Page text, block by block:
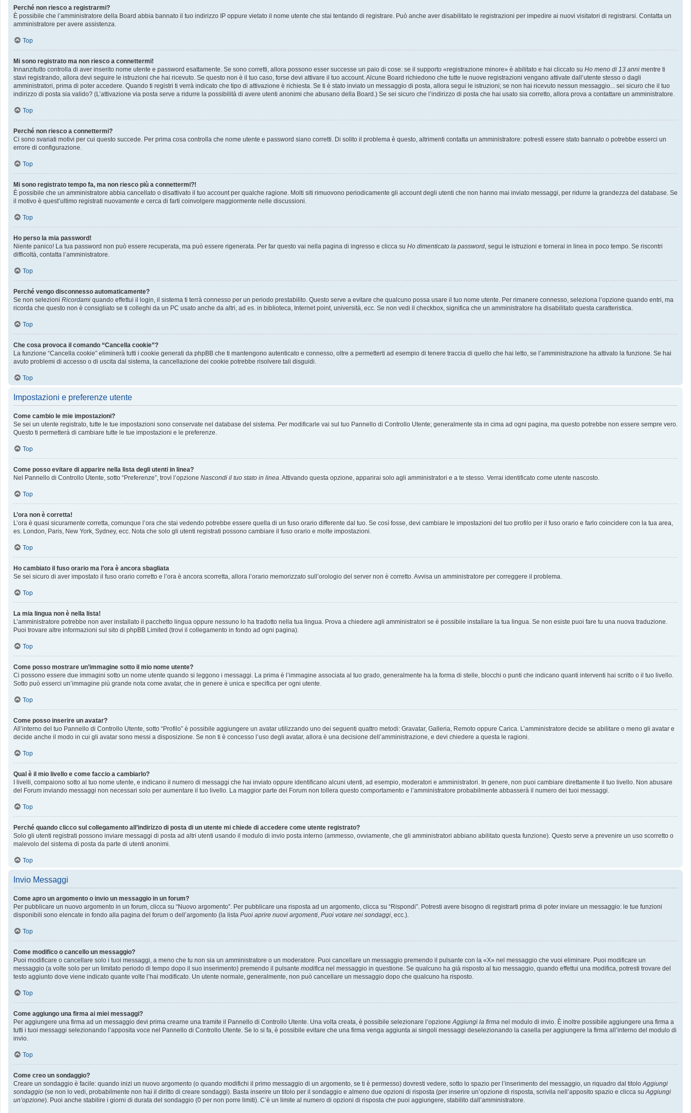
Perché non riesco a registrarmi?
È possibile che l’amministratore della Board abbia bannato il tuo indirizzo IP oppure vietato il nome utente che stai tentando di registrare. Può anche aver disabilitato le registrazioni per impedire ai nuovi visitatori di registrarsi. Contatta un
amministratore per avere assistenza.
Top
Mi sono registrato ma non riesco a connettermi!
Innanzitutto controlla di aver inserito nome utente e password esattamente. Se sono corretti, allora possono esser successe un paio di cose: se il supporto «registrazione minore» è abilitato e hai cliccato su Ho meno di 13 anni mentre ti
stavi registrando, allora devi seguire le istruzioni che hai ricevuto. Se questo non è il tuo caso, forse devi attivare il tuo account. Alcune Board richiedono che tutte le nuove registrazioni vengano attivate dall’utente stesso o dagli
amministratori, prima di poter accedere. Quando ti registri ti verrà indicato che tipo di attivazione è richiesta. Se ti è stato inviato un messaggio di posta, allora segui le istruzioni; se non hai ricevuto nessun messaggio... sei sicuro che il tuo
indirizzo di posta sia valido? (L’attivazione via posta serve a ridurre la possibilità di avere utenti anonimi che abusano della Board.) Se sei sicuro che l’indirizzo di posta che hai usato sia corretto, allora prova a contattare un amministratore.
Top
Perché non riesco a connettermi?
Ci sono svariati motivi per cui questo succede. Per prima cosa controlla che nome utente e password siano corretti. Di solito il problema è questo, altrimenti contatta un amministratore: potresti essere stato bannato o potrebbe esserci un
errore di configurazione.
Top
Mi sono registrato tempo fa, ma non riesco più a connettermi?!
È possibile che un amministratore abbia cancellato o disattivato il tuo account per qualche ragione. Molti siti rimuovono periodicamente gli account degli utenti che non hanno mai inviato messaggi, per ridurre la grandezza del database. Se
il motivo è quest’ultimo registrati nuovamente e cerca di farti coinvolgere maggiormente nelle discussioni.
Top
Ho perso la mia password!
Niente panico! La tua password non può essere recuperata, ma può essere rigenerata. Per far questo vai nella pagina di ingresso e clicca su Ho dimenticato la password, segui le istruzioni e tornerai in linea in poco tempo. Se riscontri
difficoltà, contatta l’amministratore.
Top
Perché vengo disconnesso automaticamente?
Se non selezioni Ricordami quando effettui il login, il sistema ti terrà connesso per un periodo prestabilito. Questo serve a evitare che qualcuno possa usare il tuo nome utente. Per rimanere connesso, seleziona l’opzione quando entri, ma
ricorda che questo non è consigliato se ti colleghi da un PC usato anche da altri, ad es. in biblioteca, Internet point, università, ecc. Se non vedi il checkbox, significa che un amministratore ha disabilitato questa caratteristica.
Top
Che cosa provoca il comando “Cancella cookie”?
La funzione “Cancella cookie” eliminerà tutti i cookie generati da phpBB che ti mantengono autenticato e connesso, oltre a permetterti ad esempio di tenere traccia di quello che hai letto, se l’amministrazione ha attivato la funzione. Se hai
avuto problemi di accesso o di uscita dal sistema, la cancellazione dei cookie potrebbe risolvere tali disguidi.
Top
Impostazioni e preferenze utente
Come cambio le mie impostazioni?
Se sei un utente registrato, tutte le tue impostazioni sono conservate nel database del sistema. Per modificarle vai sul tuo Pannello di Controllo Utente; generalmente sta in cima ad ogni pagina, ma questo potrebbe non essere sempre vero.
Questo ti permetterà di cambiare tutte le tue impostazioni e le preferenze.
Top
Come posso evitare di apparire nella lista degli utenti in linea?
Nel Pannello di Controllo Utente, sotto “Preferenze”, trovi l’opzione Nascondi il tuo stato in linea. Attivando questa opzione, apparirai solo agli amministratori e a te stesso. Verrai identificato come utente nascosto.
Top
L’ora non è corretta!
L’ora è quasi sicuramente corretta, comunque l’ora che stai vedendo potrebbe essere quella di un fuso orario differente dal tuo. Se così fosse, devi cambiare le impostazioni del tuo profilo per il fuso orario e farlo coincidere con la tua area,
es. London, Paris, New York, Sydney, ecc. Nota che solo gli utenti registrati possono cambiare il fuso orario e molte impostazioni.
Top
Ho cambiato il fuso orario ma l’ora è ancora sbagliata
Se sei sicuro di aver impostato il fuso orario corretto e l’ora è ancora scorretta, allora l’orario memorizzato sull’orologio del server non è corretto. Avvisa un amministratore per correggere il problema.
Top
La mia lingua non è nella lista!
L’amministratore potrebbe non aver installato il pacchetto lingua oppure nessuno lo ha tradotto nella tua lingua. Prova a chiedere agli amministratori se è possibile installare la tua lingua. Se non esiste puoi fare tu una nuova traduzione.
Puoi trovare altre informazioni sul sito di phpBB Limited (trovi il collegamento in fondo ad ogni pagina).
Top
Come posso mostrare un’immagine sotto il mio nome utente?
Ci possono essere due immagini sotto un nome utente quando si leggono i messaggi. La prima è l’immagine associata al tuo grado, generalmente ha la forma di stelle, blocchi o punti che indicano quanti interventi hai scritto o il tuo livello.
Sotto può esserci un’immagine più grande nota come avatar, che in genere è unica e specifica per ogni utente.
Top
Come posso inserire un avatar?
All’interno del tuo Pannello di Controllo Utente, sotto “Profilo” è possibile aggiungere un avatar utilizzando uno dei seguenti quattro metodi: Gravatar, Galleria, Remoto oppure Carica. L’amministratore decide se abilitare o meno gli avatar e
decide anche il modo in cui gli avatar sono messi a disposizione. Se non ti è concesso l’uso degli avatar, allora è una decisione dell’amministrazione, e devi chiedere a questa le ragioni.
Top
Qual è il mio livello e come faccio a cambiarlo?
I livelli, compaiono sotto al tuo nome utente, e indicano il numero di messaggi che hai inviato oppure identificano alcuni utenti, ad esempio, moderatori e amministratori. In genere, non puoi cambiare direttamente il tuo livello. Non abusare
del Forum inviando messaggi non necessari solo per aumentare il tuo livello. La maggior parte dei Forum non tollera questo comportamento e l’amministratore probabilmente abbasserà il numero dei tuoi messaggi.
Top
Perché quando clicco sul collegamento all’indirizzo di posta di un utente mi chiede di accedere come utente registrato?
Solo gli utenti registrati possono inviare messaggi di posta ad altri utenti usando il modulo di invio posta interno (ammesso, ovviamente, che gli amministratori abbiano abilitato questa funzione). Questo serve a prevenire un uso scorretto o
malevolo del sistema di posta da parte di utenti anonimi.
Top
Invio Messaggi
Come apro un argomento o invio un messaggio in un forum?
Per pubblicare un nuovo argomento in un forum, clicca su “Nuovo argomento”. Per pubblicare una risposta ad un argomento, clicca su “Rispondi”. Potresti avere bisogno di registrarti prima di poter inviare un messaggio: le tue funzioni
disponibili sono elencate in fondo alla pagina del forum o dell’argomento (la lista Puoi aprire nuovi argomenti, Puoi votare nei sondaggi, ecc.).
Top
Come modifico o cancello un messaggio?
Puoi modificare o cancellare solo i tuoi messaggi, a meno che tu non sia un amministratore o un moderatore. Puoi cancellare un messaggio premendo il pulsante con la «X» nel messaggio che vuoi eliminare. Puoi modificare un
messaggio (a volte solo per un limitato periodo di tempo dopo il suo inserimento) premendo il pulsante modifica nel messaggio in questione. Se qualcuno ha già risposto al tuo messaggio, quando effettui una modifica, potresti trovare del
testo aggiunto dove viene indicato quante volte l’hai modificato. Un utente normale, generalmente, non può cancellare un messaggio dopo che qualcuno ha risposto.
Top
Come aggiungo una firma ai miei messaggi?
Per aggiungere una firma ad un messaggio devi prima crearne una tramite il Pannello di Controllo Utente. Una volta creata, è possibile selezionare l’opzioneAggiungi la firma nel modulo di invio. È inoltre possibile aggiungere una firma a
tutti i tuoi messaggi selezionando l’apposita voce nel Pannello di Controllo Utente. Se lo si fa, è possibile evitare che una firma venga aggiunta ai singoli messaggi deselezionando la casella per aggiungere la firma all’interno del modulo di
invio.
Top
Come creo un sondaggio?
Creare un sondaggio è facile: quando inizi un nuovo argomento (o quando modifichi il primo messaggio di un argomento, se ti è permesso) dovresti vedere, sotto lo spazio per l’inserimento del messaggio, un riquadro dal titoloAggiungi
sondaggio (se non lo vedi, probabilmente non hai il diritto di creare sondaggi). Basta inserire un titolo per il sondaggio e almeno due opzioni di risposta (per inserire un’opzione di risposta, scrivila nell’apposito spazio e clicca suAggiungi
un’opzione). Puoi anche stabilire i giorni di durata del sondaggio (0 per non porre limiti). C’è un limite al numero di opzioni di risposta che puoi aggiungere, stabilito dall’amministratore.